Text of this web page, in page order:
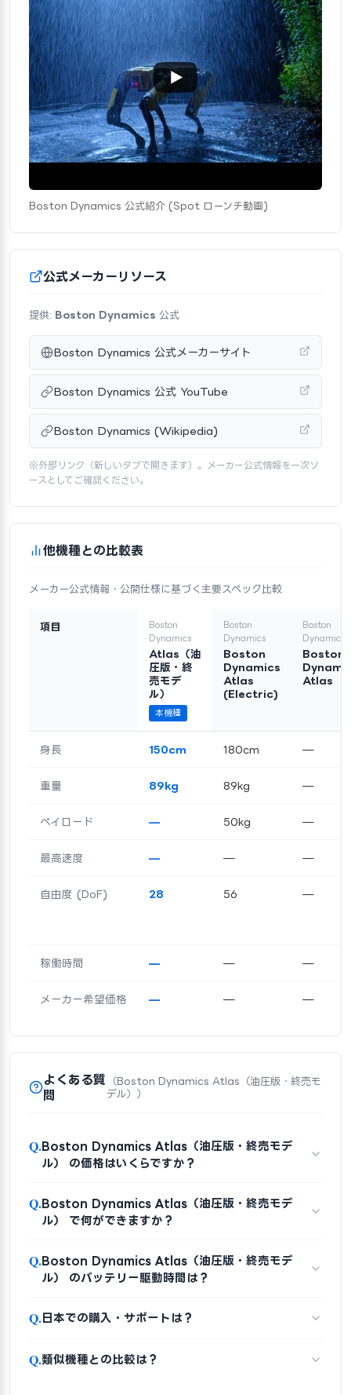
Boston Dynamics 公式紹介 (Spot ローンチ動画)
公式メーカーリソース
提供: Boston Dynamics 公式
Boston Dynamics 公式メーカーサイト
Boston Dynamics 公式 YouTube
Boston Dynamics (Wikipedia)
※外部リンク（新しいタブで開きます）。メーカー公式情報を一次ソ
ースとしてご確認ください。
他機種との比較表
メーカー公式情報・公開仕様に基づく主要スペック比較
項目
Boston
Dynamics
Atlas（油
圧版・終
売モデ
ル）
本機種
Boston
Dynamics
Boston
Dynamics
Atlas
(Electric)
Boston
Dynamics
Boston
Atlas
身長 150cm 180cm —
重量 89kg 89kg —
ペイロード — 50kg —
最高速度 — — —
自由度 (DoF) 28 56 —
稼働時間 — — —
メーカー希望価格 — — —
よくある質
問
（Boston Dynamics Atlas（油圧版・終売モ
デル））
Q.Boston Dynamics Atlas（油圧版・終売モデ
ル） の価格はいくらですか？
Q.Boston Dynamics Atlas（油圧版・終売モデ
ル） で何ができますか？
Q.Boston Dynamics Atlas（油圧版・終売モデ
ル） のバッテリー駆動時間は？
Q.日本での購入・サポートは？
Q.類似機種との比較は？